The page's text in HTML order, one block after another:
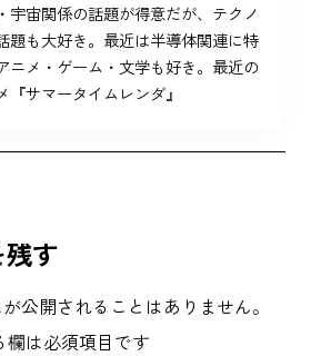
宇宙関係の話題が得意だが、テクノ
題も大好き。最近は半導体関連に特
ニメ・ゲーム・文学も好き。最近の
『サマータイムレンダ』
残す
公開されることはありません。
欄は必須項目です